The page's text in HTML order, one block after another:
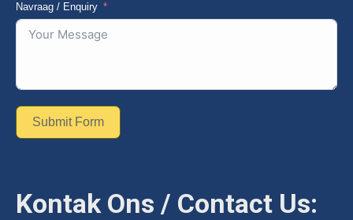
Navraag / Enquiry
Submit Form
Kontak Ons / Contact Us: